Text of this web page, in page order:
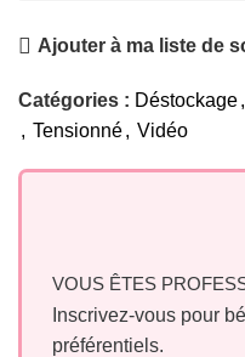
Ajouter à ma liste de
Catégories : Déstockage,
, Tensionné, Vidéo
VOUS ÊTES
Inscrivez-vous pour
préférentiels.